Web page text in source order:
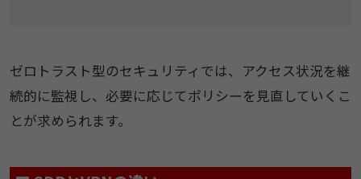
ゼロトラスト型のセキュリティでは、アクセス状況を継
続的に監視し、必要に応じてポリシーを見直していくこ
とが求められます。